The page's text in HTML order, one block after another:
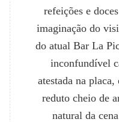
refeições e
imaginação do
do atual Bar La
inconfundível
atestada na
reduto cheio de
natural da